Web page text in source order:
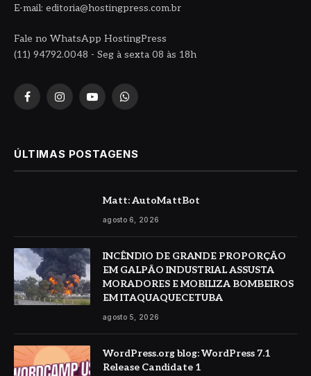
E-mail: editoria@hostingpress.com.br
Fale no WhatsApp HostingPress
(11) 94792.0048 - Seg à sexta 08 às 18h
FacebookInstagramYouTubeWhatsApp
ÚLTIMAS POSTAGENS
Matt: AutoMattBot
agosto 6, 2026
INCÊNDIO DE GRANDE PROPORÇÃO
EM GALPÃO INDUSTRIAL ASSUSTA
MORADORES E MOBILIZA BOMBEIROS
EM ITAQUAQUECETUBA
agosto 5, 2026
WordPress.org blog: WordPress 7.1
Release Candidate 1